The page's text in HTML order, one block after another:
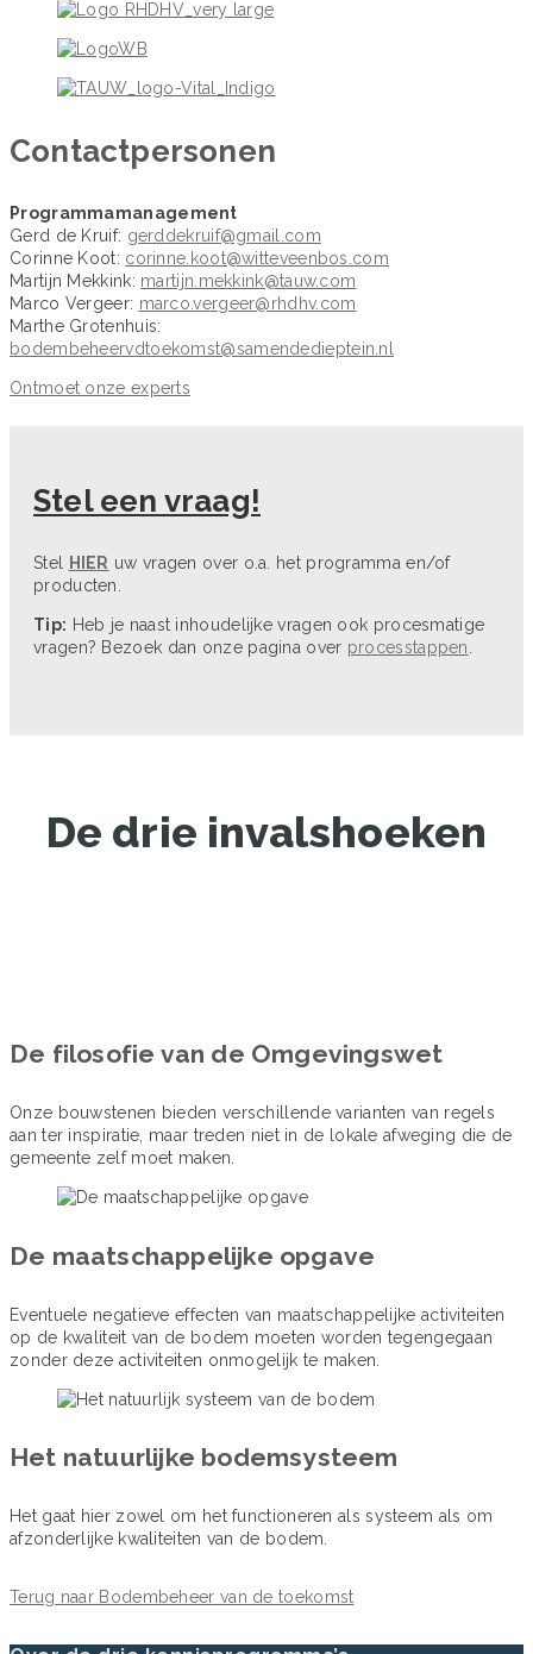
Contactpersonen
Programmamanagement
Gerd de Kruif: gerddekruif@gmail.com
Corinne Koot: corinne.koot@witteveenbos.com
Martijn Mekkink: martijn.mekkink@tauw.com
Marco Vergeer: marco.vergeer@rhdhv.com
Marthe Grotenhuis:
bodembeheervdtoekomst@samendedieptein.nl
Ontmoet onze experts
Stel een vraag!
Stel HIER uw vragen over o.a. het programma en/of
producten.
Tip: Heb je naast inhoudelijke vragen ook procesmatige
vragen? Bezoek dan onze pagina over processtappen
De drie invalshoeken
De filosofie van de Omgevingswet
Onze bouwstenen bieden verschillende varianten van regels
aan ter inspiratie, maar treden niet in de lokale afweging die de
gemeente zelf moet maken.
De maatschappelijke opgave
Eventuele negatieve effecten van maatschappelijke activiteiten
op de kwaliteit van de bodem moeten worden tegengegaan
zonder deze activiteiten onmogelijk te maken.
Het natuurlijke bodemsysteem
Het gaat hier zowel om het functioneren als systeem als om
afzonderlijke kwaliteiten van de bodem.
Terug naar Bodembeheer van de toekomst